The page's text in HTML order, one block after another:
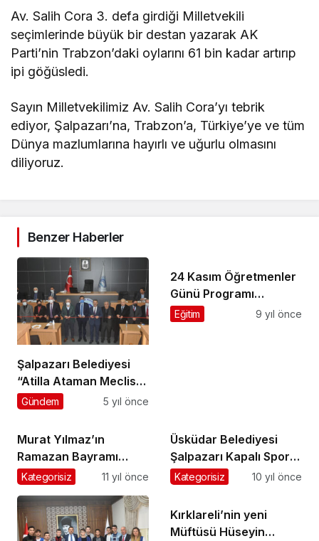
Av. Salih Cora 3. defa girdiği Milletvekili
seçimlerinde büyük bir destan yazarak AK
Parti’nin Trabzon’daki oylarını 61 bin kadar artırıp
ipi göğüsledi.
Sayın Milletvekilimiz Av. Salih Cora’yı tebrik
ediyor, Şalpazarı’na, Trabzon’a, Türkiye’ye ve tüm
Dünya mazlumlarına hayırlı ve uğurlu olmasını
diliyoruz.
Benzer Haberler
Şalpazarı Belediyesi
“Atilla Ataman Meclis
Toplantı Salonu”
Gündem 5 yıl önce
24 Kasım Öğretmenler
Günü Programı
Pazartesi günü
Eğitim 9 yıl önce
Murat Yılmaz’ın
Ramazan Bayramı
Mesajı
Kategorisiz 11 yıl önce
Üsküdar Belediyesi
Şalpazarı Kapalı Spor
Salonu’na malzeme
Kategorisiz 10 yıl önce
Kırklareli’nin yeni
Müftüsü Hüseyin